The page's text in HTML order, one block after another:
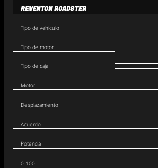
REVENTON ROADSTER
Tipo de vehiculo
Tipo de motor
Tipo de caja
Motor
Desplazamiento
Acuerdo
Potencia
0-100